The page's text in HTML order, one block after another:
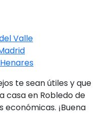
Valle
te sean útiles y que
casa en Robledo de
¡Buena